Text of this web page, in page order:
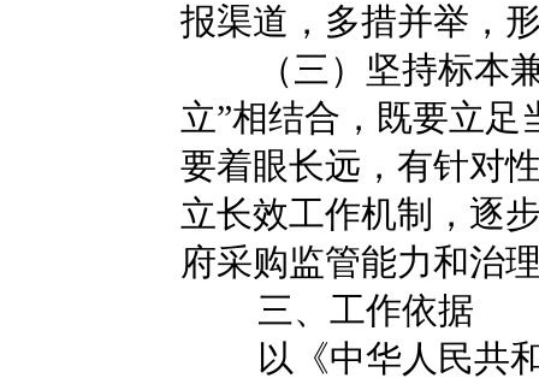
报渠道，多措并举，
（三）坚持标本
立”相结合，既要立
要着眼长远，有针对
立长效工作机制，逐
府采购监管能力和治
三、工作依据
以《中华人民共